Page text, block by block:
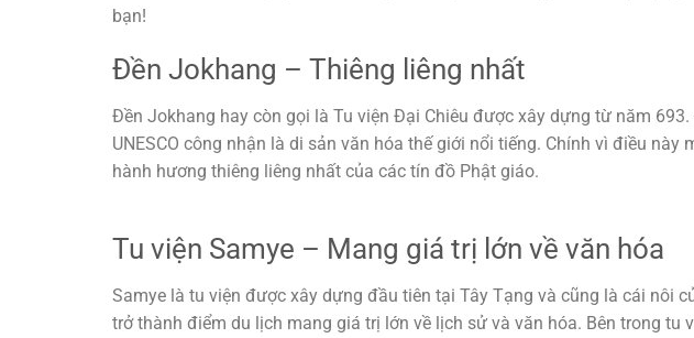
bạn!
Đền Jokhang – Thiêng liêng nhất
Đền Jokhang hay còn gọi là Tu viện Đại Chiêu được xây dựng từ năm
UNESCO công nhận là di sản văn hóa thế giới nổi tiếng. Chính vì điều
hành hương thiêng liêng nhất của các tín đồ Phật giáo.
Tu viện Samye – Mang giá trị lớn về văn hóa
Samye là tu viện được xây dựng đầu tiên tại Tây Tạng và cũng là cái nôi
trở thành điểm du lịch mang giá trị lớn về lịch sử và văn hóa. Bên trong tu